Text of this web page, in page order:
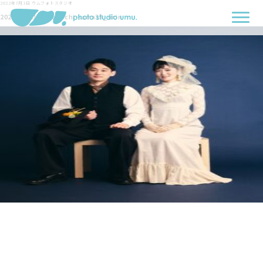
2022年7月3日 ウムフォトスタジオ
2022-06-11-Nakabachi-sama39_-min